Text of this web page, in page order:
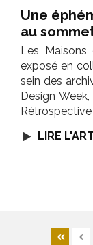
Une
au
Les Maisons
exposé en
sein des
Design
LIRE